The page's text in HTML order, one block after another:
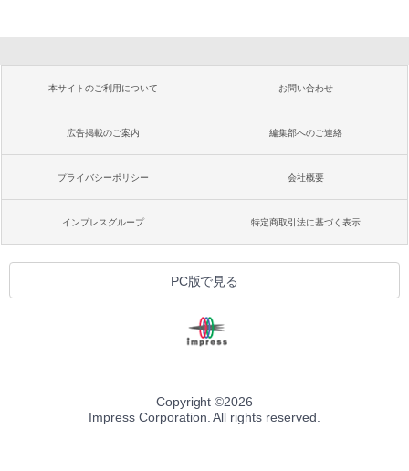
本サイトのご利用について お問い合わせ
広告掲載のご案内 編集部へのご連絡
プライバシーポリシー 会社概要
インプレスグループ 特定商取引法に基づく表示
PC版で見る
Copyright ©2026
Impress Corporation. All rights reserved.